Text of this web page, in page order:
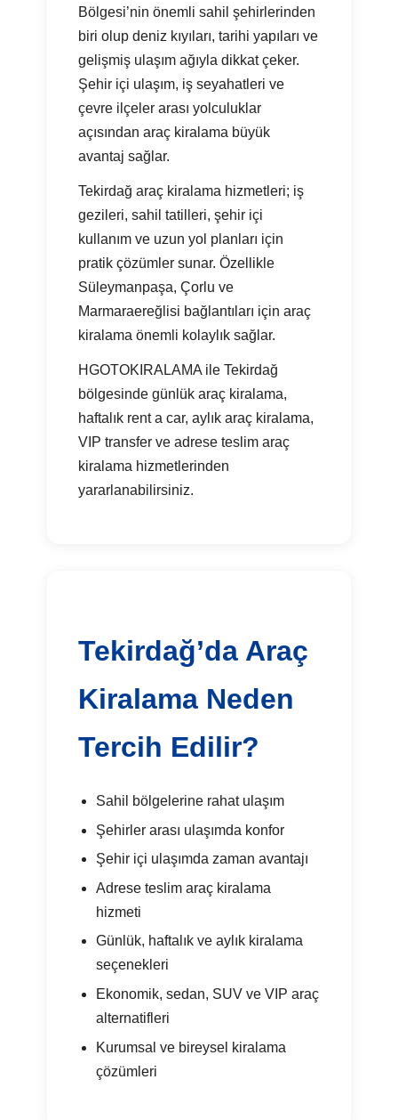
Bölgesi’nin önemli sahil şehirlerinden
biri olup deniz kıyıları, tarihi yapıları ve
gelişmiş ulaşım ağıyla dikkat çeker.
Şehir içi ulaşım, iş seyahatleri ve
çevre ilçeler arası yolculuklar
açısından araç kiralama büyük
avantaj sağlar.
Tekirdağ araç kiralama hizmetleri; iş
gezileri, sahil tatilleri, şehir içi
kullanım ve uzun yol planları için
pratik çözümler sunar. Özellikle
Süleymanpaşa, Çorlu ve
Marmaraereğlisi bağlantıları için araç
kiralama önemli kolaylık sağlar.
HGOTOKIRALAMA ile Tekirdağ
bölgesinde günlük araç kiralama,
haftalık rent a car, aylık araç kiralama,
VIP transfer ve adrese teslim araç
kiralama hizmetlerinden
yararlanabilirsiniz.
Tekirdağ’da Araç
Kiralama Neden
Tercih Edilir?
Sahil bölgelerine rahat ulaşım
Şehirler arası ulaşımda konfor
Şehir içi ulaşımda zaman avantajı
Adrese teslim araç kiralama
hizmeti
Günlük, haftalık ve aylık kiralama
seçenekleri
Ekonomik, sedan, SUV ve VIP araç
alternatifleri
Kurumsal ve bireysel kiralama
çözümleri